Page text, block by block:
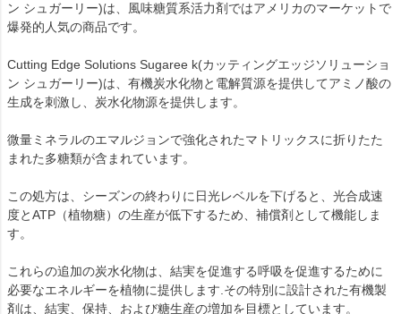
ン シュガーリー)は、風味糖質系活力剤ではアメリカのマーケットで
爆発的人気の商品です。
Cutting Edge Solutions Sugaree k(カッティングエッジソリューショ
ン シュガーリー)は、有機炭水化物と電解質源を提供してアミノ酸の
生成を刺激し、炭水化物源を提供します。
微量ミネラルのエマルジョンで強化されたマトリックスに折りたた
まれた多糖類が含まれています。
この処方は、シーズンの終わりに日光レベルを下げると、光合成速
度とATP（植物糖）の生産が低下するため、補償剤として機能しま
す。
これらの追加の炭水化物は、結実を促進する呼吸を促進するために
必要なエネルギーを植物に提供します.その特別に設計された有機製
剤は、結実、保持、および糖生産の増加を目標としています。